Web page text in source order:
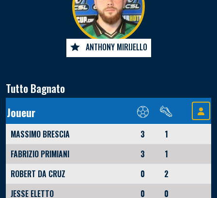
ANTHONY MIRIJELLO
Tutto Bagnato
Joueur
MASSIMO BRESCIA 3
1
FABRIZIO PRIMIANI
3
1
ROBERT DA CRUZ
0
2
JESSE ELETTO
0
0